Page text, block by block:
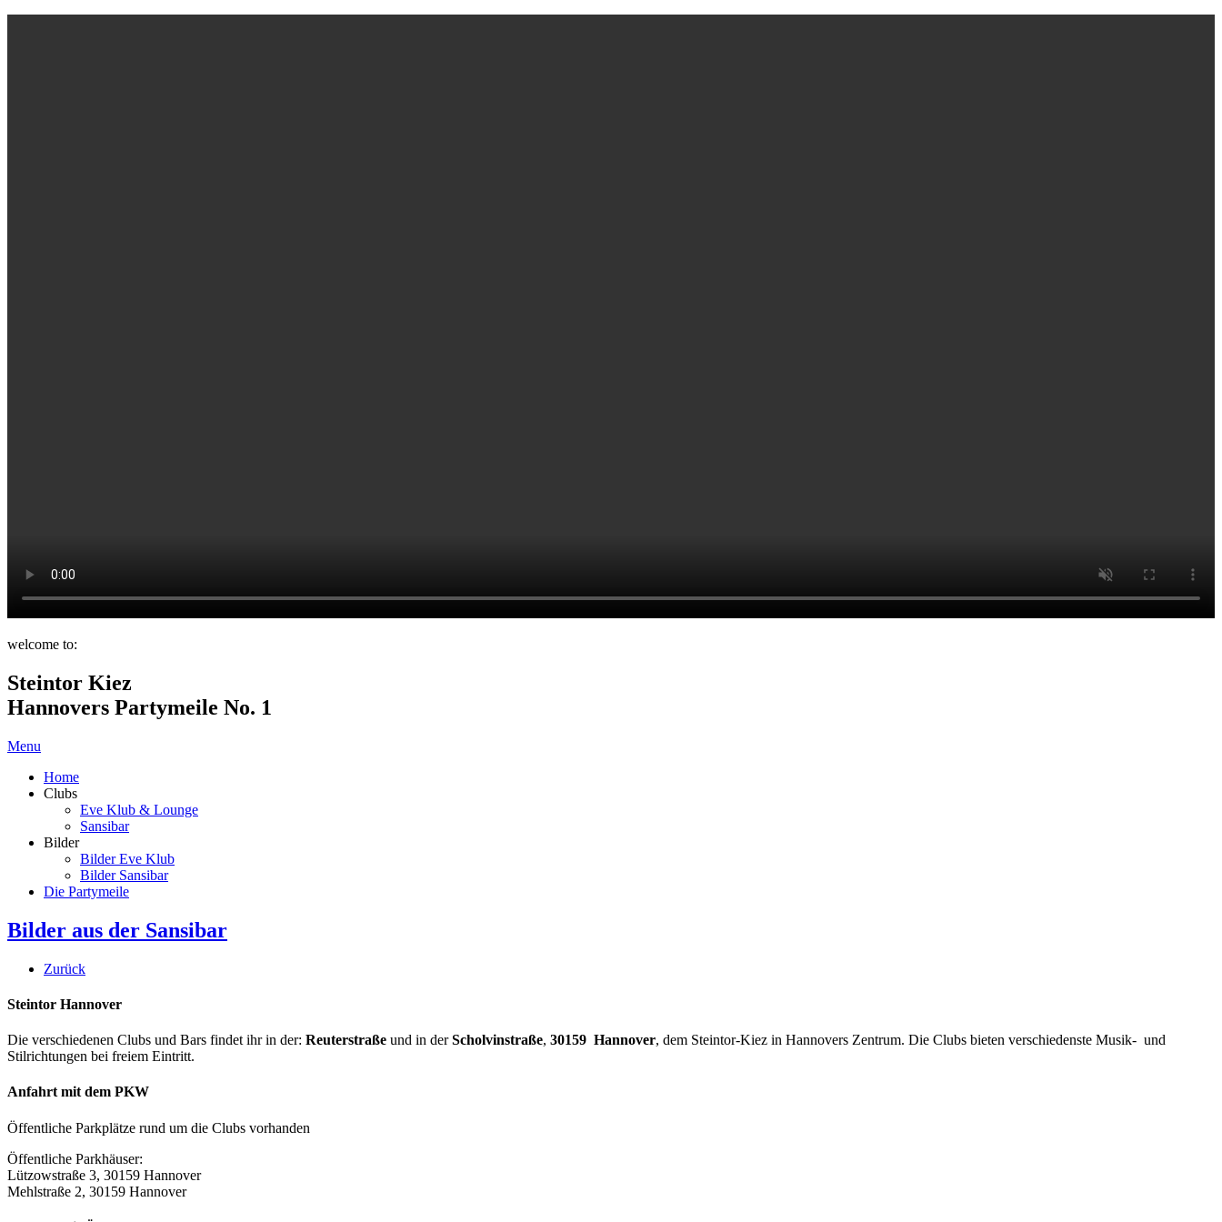
welcome to:
Steintor Kiez
Hannovers Partymeile No. 1
Menu
Home
Clubs
Eve Klub & Lounge
Sansibar
Bilder
Bilder Eve Klub
Bilder Sansibar
Die Partymeile
Bilder aus der Sansibar
Zurück
Steintor Hannover
Die verschiedenen Clubs und Bars findet ihr in der: Reuterstraße und in derScholvinstraße, 30159 Hannover, dem Steintor-Kiez in Hannovers Zentrum. Die Clubs bieten verschiedenste Musik- und
Stilrichtungen bei freiem Eintritt.
Anfahrt mit dem PKW
Öffentliche Parkplätze rund um die Clubs vorhanden
Öffentliche Parkhäuser:
Lützowstraße 3, 30159 Hannover
Mehlstraße 2, 30159 Hannover